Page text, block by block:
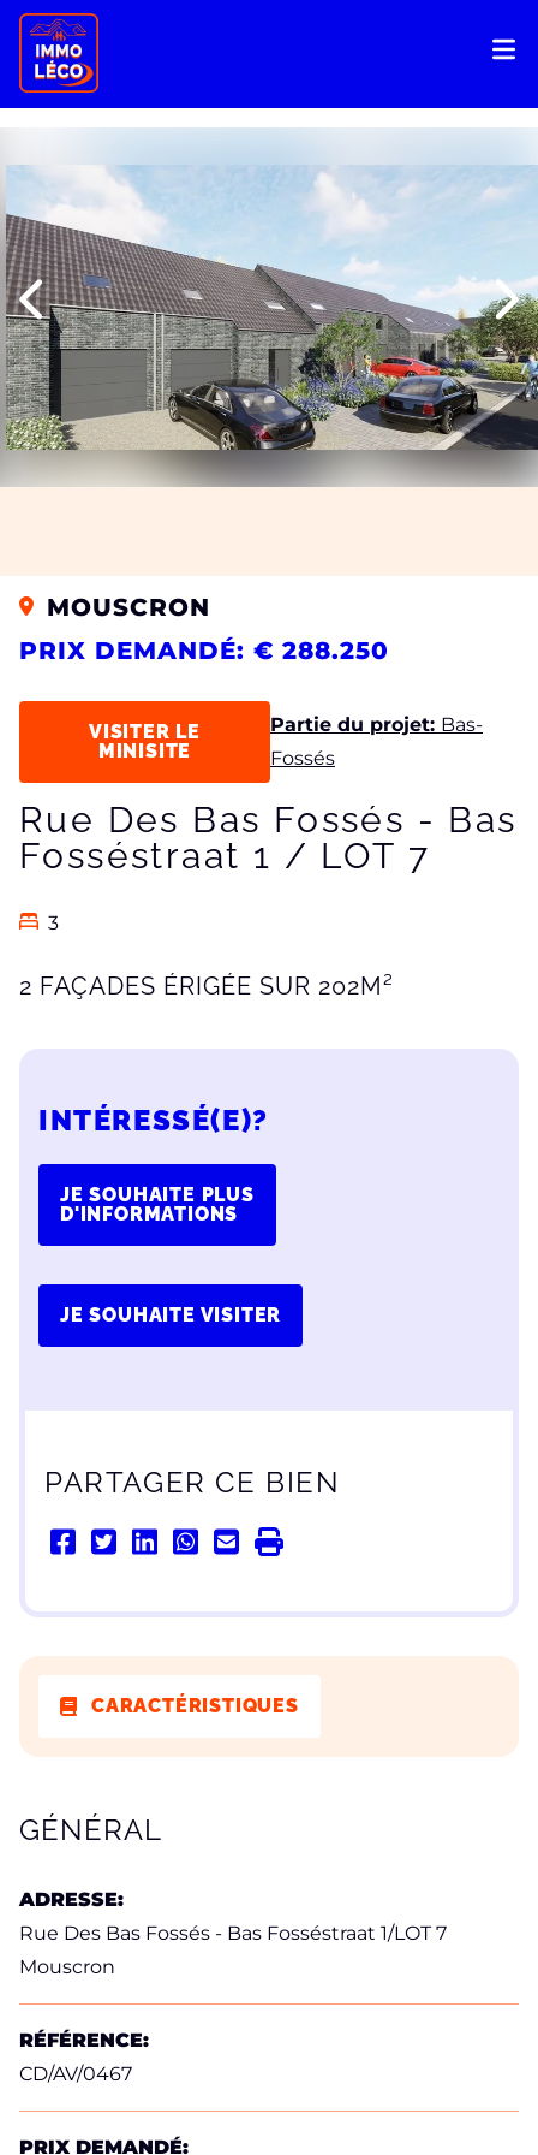
MOUSCRON
PRIX DEMANDÉ: € 288.250
VISITER LE
MINISITE
Partie du projet: Bas-
Fossés
Rue Des Bas Fossés - Bas
Fosséstraat 1 / LOT 7
3
2 FAÇADES ÉRIGÉE SUR 202M²
INTÉRESSÉ(E)?
JE SOUHAITE PLUS
D'INFORMATIONS
JE SOUHAITE VISITER
PARTAGER CE BIEN
CARACTÉRISTIQUES
CARACTÉRISTIQUES
GÉNÉRAL
ADRESSE:
Rue Des Bas Fossés - Bas Fosséstraat 1/LOT 7
Mouscron
RÉFÉRENCE:
CD/AV/0467
PRIX DEMANDÉ: